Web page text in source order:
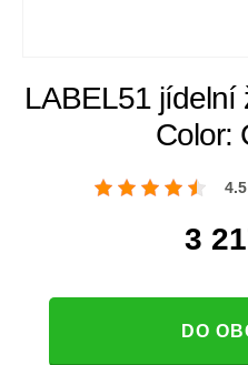
LABEL51 jídelní
Color:
4.5
3
DO